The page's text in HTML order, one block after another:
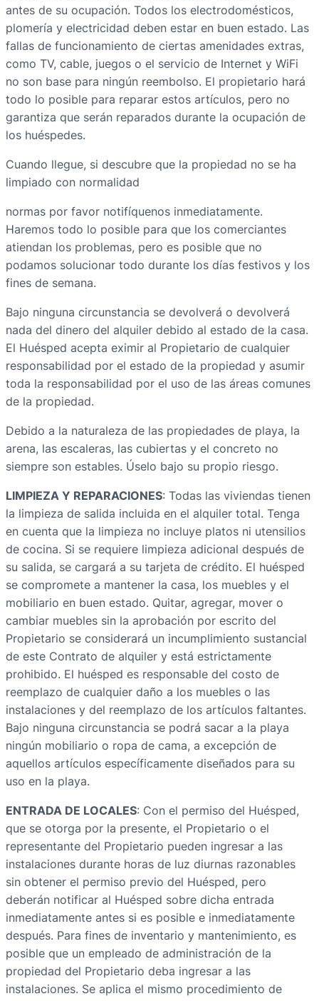
antes de su ocupación. Todos los electrodomésticos,
plomería y electricidad deben estar en buen estado. Las
fallas de funcionamiento de ciertas amenidades extras,
como TV, cable, juegos o el servicio de Internet y WiFi
no son base para ningún reembolso. El propietario hará
todo lo posible para reparar estos artículos, pero no
garantiza que serán reparados durante la ocupación de
los huéspedes.
Cuando llegue, si descubre que la propiedad no se ha
limpiado con normalidad
normas por favor notifíquenos inmediatamente.
Haremos todo lo posible para que los comerciantes
atiendan los problemas, pero es posible que no
podamos solucionar todo durante los días festivos y los
fines de semana.
Bajo ninguna circunstancia se devolverá o devolverá
nada del dinero del alquiler debido al estado de la casa.
El Huésped acepta eximir al Propietario de cualquier
responsabilidad por el estado de la propiedad y asumir
toda la responsabilidad por el uso de las áreas comunes
de la propiedad.
Debido a la naturaleza de las propiedades de playa, la
arena, las escaleras, las cubiertas y el concreto no
siempre son estables. Úselo bajo su propio riesgo.
LIMPIEZA Y REPARACIONES: Todas las viviendas tienen
la limpieza de salida incluida en el alquiler total. Tenga
en cuenta que la limpieza no incluye platos ni utensilios
de cocina. Si se requiere limpieza adicional después de
su salida, se cargará a su tarjeta de crédito. El huésped
se compromete a mantener la casa, los muebles y el
mobiliario en buen estado. Quitar, agregar, mover o
cambiar muebles sin la aprobación por escrito del
Propietario se considerará un incumplimiento sustancial
de este Contrato de alquiler y está estrictamente
prohibido. El huésped es responsable del costo de
reemplazo de cualquier daño a los muebles o las
instalaciones y del reemplazo de los artículos faltantes.
Bajo ninguna circunstancia se podrá sacar a la playa
ningún mobiliario o ropa de cama, a excepción de
aquellos artículos específicamente diseñados para su
uso en la playa.
ENTRADA DE LOCALES: Con el permiso del Huésped,
que se otorga por la presente, el Propietario o el
representante del Propietario pueden ingresar a las
instalaciones durante horas de luz diurnas razonables
sin obtener el permiso previo del Huésped, pero
deberán notificar al Huésped sobre dicha entrada
inmediatamente antes si es posible e inmediatamente
después. Para fines de inventario y mantenimiento, es
posible que un empleado de administración de la
propiedad del Propietario deba ingresar a las
instalaciones. Se aplica el mismo procedimiento de